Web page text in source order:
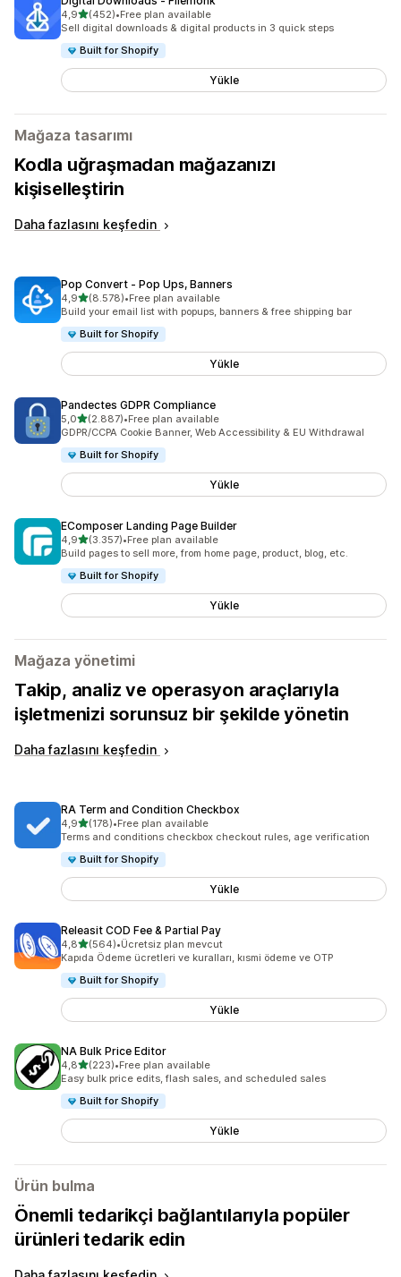
4,95 yıldız üzerinden
(452)
toplam 452 değerlendirme
•Free plan available
Sell digital downloads & digital products in 3 quick steps
Built for Shopify
Yükle
Mağaza tasarımı
Kodla uğraşmadan mağazanızı
kişiselleştirin
Daha fazlasını keşfedin
Pop Convert ‑ Pop Ups, Banners
4,95 yıldız üzerinden
(8.578)
toplam 8578 değerlendirme
•Free plan available
Build your email list with popups, banners & free shipping bar
Built for Shopify
Yükle
Pandectes GDPR Compliance
5,05 yıldız üzerinden
(2.887)
toplam 2887 değerlendirme
•Free plan available
GDPR/CCPA Cookie Banner, Web Accessibility & EU Withdrawal
Built for Shopify
Yükle
EComposer Landing Page Builder
4,95 yıldız üzerinden
(3.357)
toplam 3357 değerlendirme
•Free plan available
Build pages to sell more, from home page, product, blog, etc.
Built for Shopify
Yükle
Mağaza yönetimi
Takip, analiz ve operasyon araçlarıyla
işletmenizi sorunsuz bir şekilde yönetin
Daha fazlasını keşfedin
RA Term and Condition Checkbox
4,95 yıldız üzerinden
(178)
toplam 178 değerlendirme
•Free plan available
Terms and conditions checkbox checkout rules, age verification
Built for Shopify
Yükle
Releasit COD Fee & Partial Pay
4,85 yıldız üzerinden
(564)
toplam 564 değerlendirme
•Ücretsiz plan mevcut
Kapıda Ödeme ücretleri ve kuralları, kısmi ödeme ve OTP
Built for Shopify
Yükle
NA Bulk Price Editor
4,85 yıldız üzerinden
(223)
toplam 223 değerlendirme
•Free plan available
Easy bulk price edits, flash sales, and scheduled sales
Built for Shopify
Yükle
Ürün bulma
Önemli tedarikçi bağlantılarıyla popüler
ürünleri tedarik edin